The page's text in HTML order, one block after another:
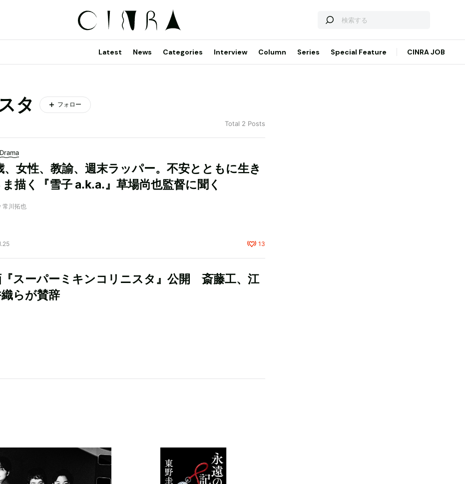
Latest News Categories Interview Column Series Special Feature CINRA JOB
タ フォロー
Total 2 Posts
、女性、教諭、週末ラッパー。不安とともに生き
描く『雪子 a.k.a.』草場尚也監督に聞く
常川拓也
13
『スーパーミキンコリニスタ』公開 斎藤工、江
織らが賛辞